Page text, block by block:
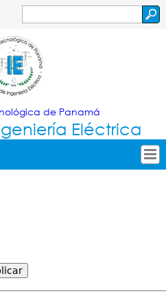
navigation
de
búsqueda
de Panamá
Eléctrica